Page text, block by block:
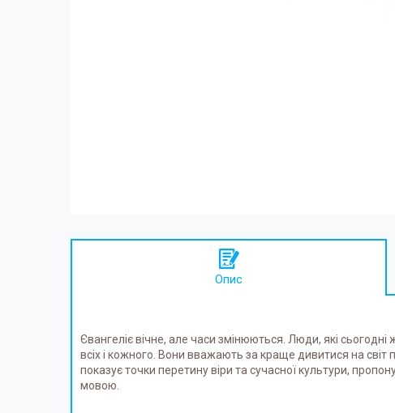
Опис
Євангеліє вічне, але часи змінюються. Люди, які
всіх і кожного. Вони вважають за краще дивитися на світ
показує точки перетину віри та сучасної культури,
мовою.